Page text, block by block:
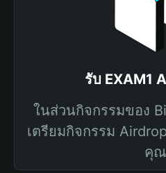
รับ EXAM1
ในส่วนกิจกรรมของ
เตรียมกิจกรรม
คุณ